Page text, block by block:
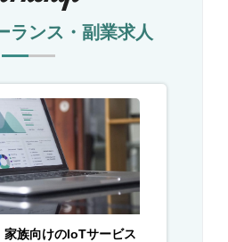
ランス・副業求人
家族向けのIoTサービス